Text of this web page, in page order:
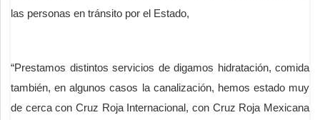
las personas en tránsito por el Estado,
“Prestamos distintos servicios de digamos hidratación, comida
también, en algunos casos la canalización, hemos estado muy
de cerca con Cruz Roja Internacional, con Cruz Roja Mexicana